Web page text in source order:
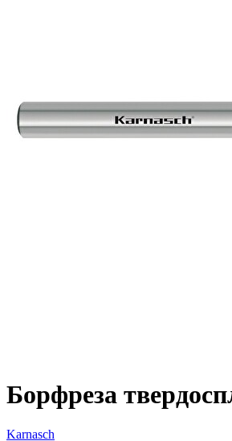
Борфреза
Karnasch